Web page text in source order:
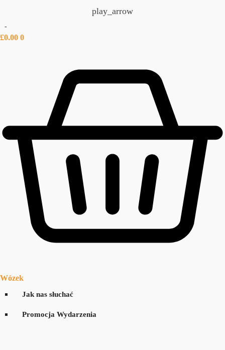
play_arrow
-
£0.00 0
Wózek
Jak nas słuchać
Promocja Wydarzenia